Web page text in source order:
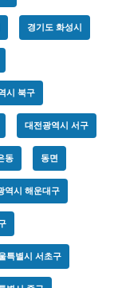
경기도 화성시
시 북구
대전광역시 서구
동 동면
역시 해운대구
특별시 서초구